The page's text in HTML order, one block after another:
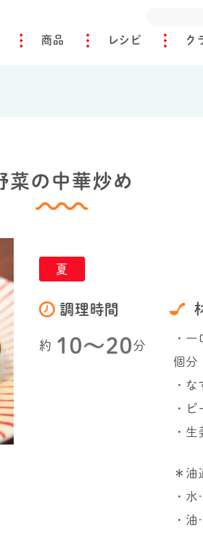
商品 レシピ ク
菜の中華炒め
夏
調理時間
約 10〜20分
・
個分
・
・
・
＊油
・
・